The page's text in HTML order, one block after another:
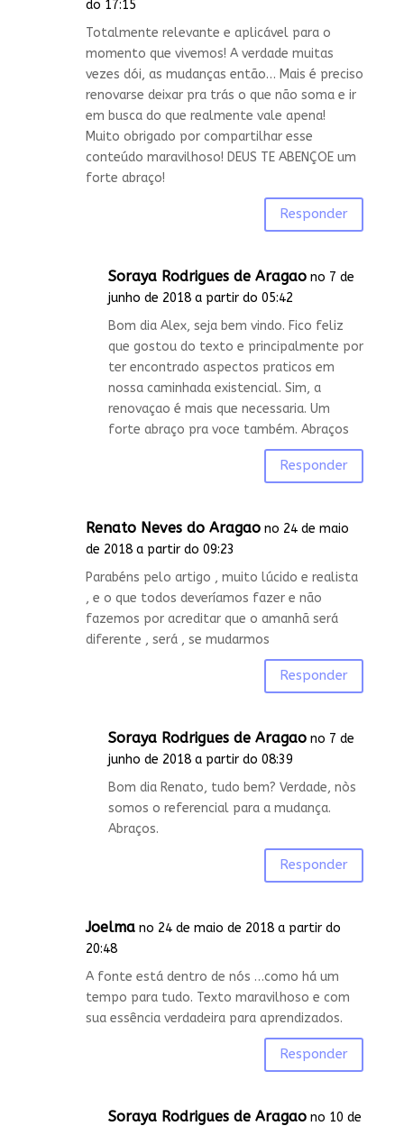
do 17:15
Totalmente relevante e aplicável para o
momento que vivemos! A verdade muitas
vezes dói, as mudanças então… Mais é preciso
renovarse deixar pra trás o que não soma e ir
em busca do que realmente vale apena!
Muito obrigado por compartilhar esse
conteúdo maravilhoso! DEUS TE ABENÇOE um
forte abraço!
Responder
Soraya Rodrigues de Aragao no 7 de
junho de 2018 a partir do 05:42
Bom dia Alex, seja bem vindo. Fico feliz
que gostou do texto e principalmente por
ter encontrado aspectos praticos em
nossa caminhada existencial. Sim, a
renovaçao é mais que necessaria. Um
forte abraço pra voce também. Abraços
Responder
Renato Neves do Aragao no 24 de maio
de 2018 a partir do 09:23
Parabéns pelo artigo , muito lúcido e realista
, e o que todos deveríamos fazer e não
fazemos por acreditar que o amanhã será
diferente , será , se mudarmos
Responder
Soraya Rodrigues de Aragao no 7 de
junho de 2018 a partir do 08:39
Bom dia Renato, tudo bem? Verdade, nòs
somos o referencial para a mudança.
Abraços.
Responder
Joelma no 24 de maio de 2018 a partir do
20:48
A fonte está dentro de nós …como há um
tempo para tudo. Texto maravilhoso e com
sua essência verdadeira para aprendizados.
Responder
Soraya Rodrigues de Aragao no 10 de